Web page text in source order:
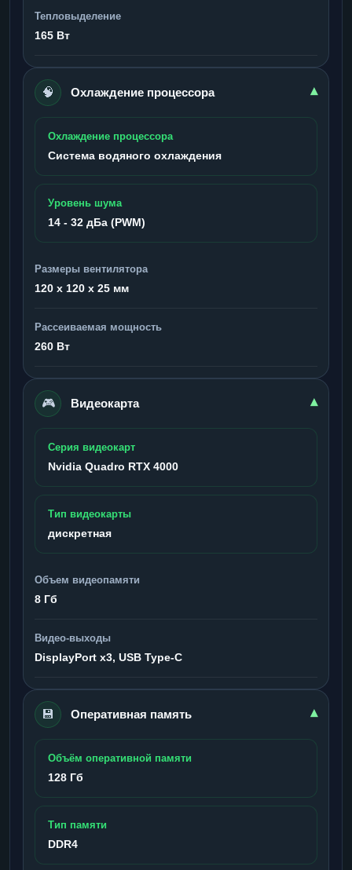
Тепловыделение
165 Вт
🧠 Охлаждение процессора ▾
Охлаждение процессора
Система водяного охлаждения
Уровень шума
14 - 32 дБа (PWM)
Размеры вентилятора
120 x 120 x 25 мм
Рассеиваемая мощность
260 Вт
🎮 Видеокарта ▾
Серия видеокарт
Nvidia Quadro RTX 4000
Тип видеокарты
дискретная
Объем видеопамяти
8 Гб
Видео-выходы
DisplayPort x3, USB Type-C
💾 Оперативная память ▾
Объём оперативной памяти
128 Гб
Тип памяти
DDR4